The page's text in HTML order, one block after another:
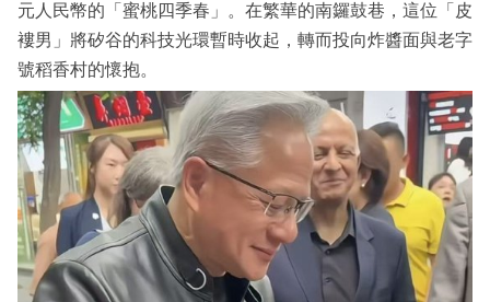
元人民幣的「蜜桃四季春」。在繁華的南鑼鼓巷，這位「皮
褸男」將矽谷的科技光環暫時收起，轉而投向炸醬面與老字
號稻香村的懷抱。